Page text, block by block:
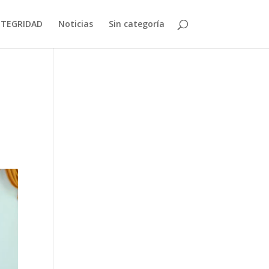
Noticias Sin categoría